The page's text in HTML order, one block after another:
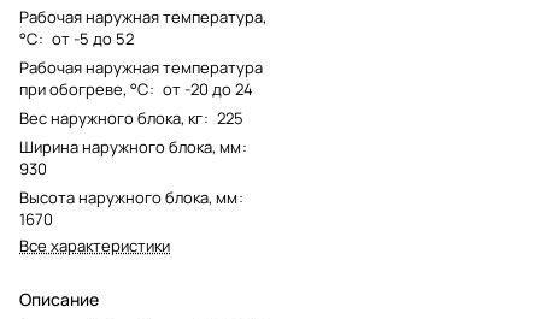
Рабочая наружная температура,
°C: от -5 до 52
Рабочая наружная температура
при обогреве, °C: от -20 до 24
Вес наружного блока, кг: 225
Ширина наружного блока, мм:
930
Высота наружного блока, мм:
1670
Все характеристики
Описание